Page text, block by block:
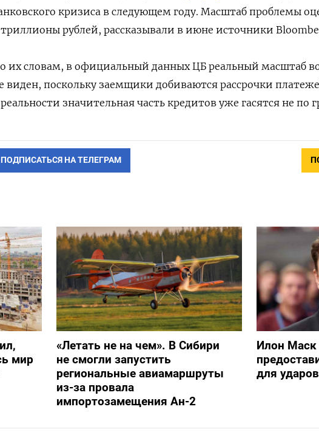
кризиса в следующем году. Масштаб проблемы
рублей, рассказывали в июне источники
их словам, в официальный данных ЦБ реальный масштаб
виден, поскольку заемщики добиваются рассрочки
значительная часть кредитов уже гасятся не по
ПОДПИСАТЬСЯ НА ТЕЛЕГРАМ
мир
«Летать не на чем». В Сибири
не смогли запустить
региональные авиамаршруты
из-за провала
импортозамещения Ан-2
Илон Маск
для